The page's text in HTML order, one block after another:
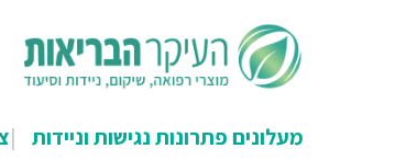
מעלונים פתרונות נגישות וניידות